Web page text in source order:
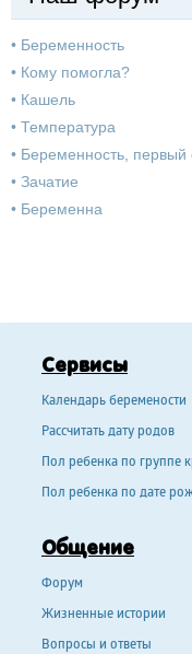
• Беременность
• Кому помогла?
• Кашель
• Температура
• Беременность, первый
• Зачатие
• Беременна
Сервисы
Календарь беремености
Рассчитать дату родов
Пол ребенка по группе
Пол ребенка по дате
Общение
Форум
Жизненные истории
Вопросы и ответы